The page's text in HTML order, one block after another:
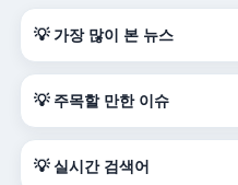
💡 가장 많이 본 뉴스
💡 주목할 만한 이슈
💡 실시간 검색어